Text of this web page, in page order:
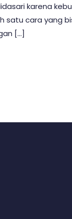
karena
satu cara yang
[…]